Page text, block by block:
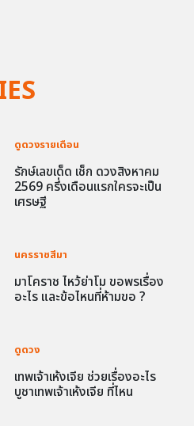
ดูดวงรายเดือน
รักษ์เลขเด็ด เช็ก ดวงสิงหาคม
2569 ครึ่งเดือนแรกใครจะเป็น
เศรษฐี
นครราชสีมา
มาโคราช ไหว้ย่าโม ขอพรเรื่อง
อะไร และข้อไหนที่ห้ามขอ ?
ดูดวง
เทพเจ้าเห้งเจีย ช่วยเรื่องอะไร
บูชาเทพเจ้าเห้งเจีย ที่ไหน